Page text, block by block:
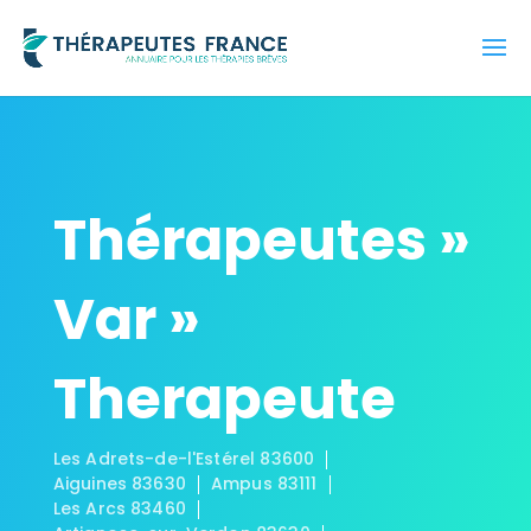
Thérapeutes »
Var »
Therapeute
Les Adrets-de-l'Estérel 83600
Aiguines 83630
Ampus 83111
Les Arcs 83460